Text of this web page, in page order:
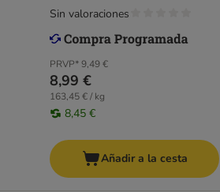
PRVP*9,49 €
8,99 €
163,45 € / kg
8,45 €
Sin valoraciones
Añadir a la cesta